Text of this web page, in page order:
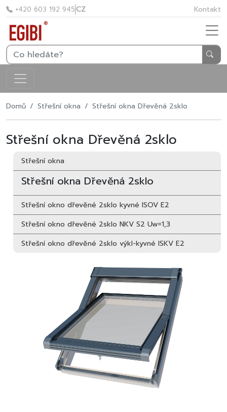
+420 603 192 945CZ Kontakt
Domů Střešní okna Střešní okna Dřevěná 2sklo
Střešní okna Dřevěná 2sklo
Střešní okna
Střešní okna Dřevěná 2sklo
Střešní okno dřevěné 2sklo kyvné ISOV E2
Střešní okno dřevěné 2sklo NKV S2 Uw=1,3
Střešní okno dřevěné 2sklo výkl-kyvné ISKV E2